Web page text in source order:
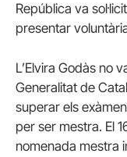
República va
presentar
L’Elvira Godàs no
Generalitat de
superar els
per ser mestra. El
nomenada mestra